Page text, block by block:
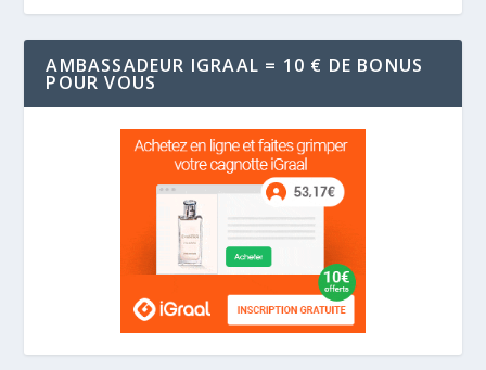
AMBASSADEUR IGRAAL = 10 € DE BONUS
POUR VOUS